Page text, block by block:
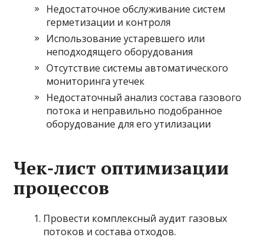
Недостаточное обслуживание систем
герметизации и контроля
Использование устаревшего или
неподходящего оборудования
Отсутствие системы автоматического
мониторинга утечек
Недостаточный анализ состава газового
потока и неправильно подобранное
оборудование для его утилизации
Чек-лист оптимизации
процессов
Провести комплексный аудит газовых
потоков и состава отходов.